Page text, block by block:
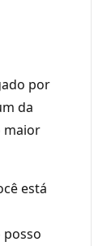
por
da
maior
está